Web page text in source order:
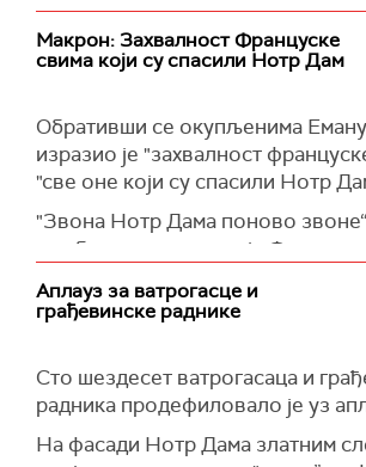
Макрон: Захвалност Француске
свима који су спасили Нотр Дам
Обративши се окупљенима
изразио је "захвалност
"све оне који су спасили Нотр
"Звона Нотр Дама поново
су обележила историју
Речима "црни дим и очајнички
све могло да нестане“ описао
Фрнцуске пожар од 15. априла
Макрон је подсетио на ветар од
истакао храброст оних који су
Аплауз за ватрогасце и
грађевинске раднике
Сто шездесет ватрогасаца и
радника продефиловало је уз
На фасади Нотр Дама златним